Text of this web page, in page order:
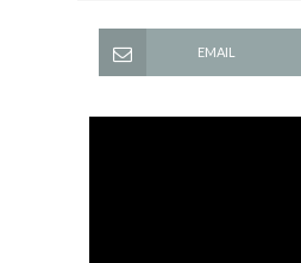
EMAIL